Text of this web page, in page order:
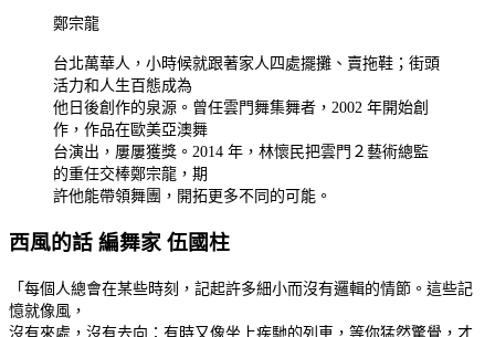
鄭宗龍
台北萬華人，小時候就跟著家人四處擺攤、賣拖鞋；街頭
活力和人生百態成為
他日後創作的泉源。曾任雲門舞集舞者，2002 年開始創
作，作品在歐美亞澳舞
台演出，屢屢獲獎。2014 年，林懷民把雲門２藝術總監
的重任交棒鄭宗龍，期
許他能帶領舞團，開拓更多不同的可能。
西風的話 編舞家 伍國柱
「每個人總會在某些時刻，記起許多細小而沒有邏輯的情節。這些記
憶就像風，
沒有來處，沒有去向：有時又像坐上疾馳的列車，等你猛然驚覺，才